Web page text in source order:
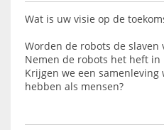
Wat is uw visie op de
Worden de robots de slaven
Nemen de robots het heft in
Krijgen we een
hebben als mensen?